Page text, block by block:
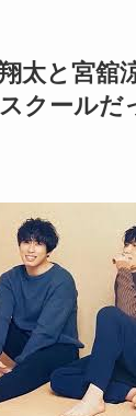
太と宮舘
クールだ